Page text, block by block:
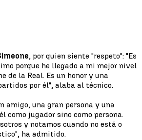
, por quien siente "respeto": "Es
porque he llegado a mi mejor nivel
de la Real. Es un honor y una
por él", alaba al técnico.
amigo, una gran persona y una
como jugador sino como persona.
y notamos cuando no está o
ha admitido.